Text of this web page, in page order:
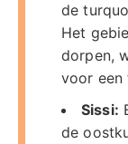
de
Het
dorpen,
voor een
Sissi:
de